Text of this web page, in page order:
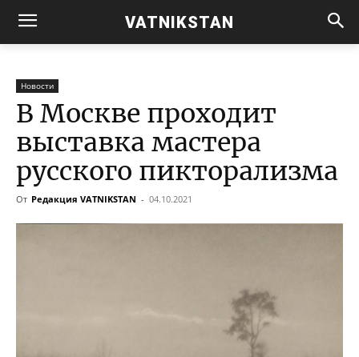
VATNIKSTAN
Новости
В Москве проходит
выставка мастера
русского пикторализма
От Редакция VATNIKSTAN - 04.10.2021